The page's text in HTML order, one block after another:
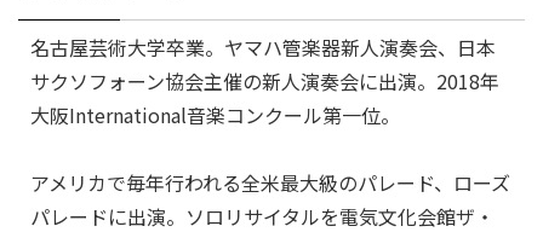
名古屋芸術大学卒業。ヤマハ管楽器新人演奏会、日本
サクソフォーン協会主催の新人演奏会に出演。2018年
大阪International音楽コンクール第一位。
アメリカで毎年行われる全米最大級のパレード、ローズ
パレードに出演。ソロリサイタルを電気文化会館ザ・